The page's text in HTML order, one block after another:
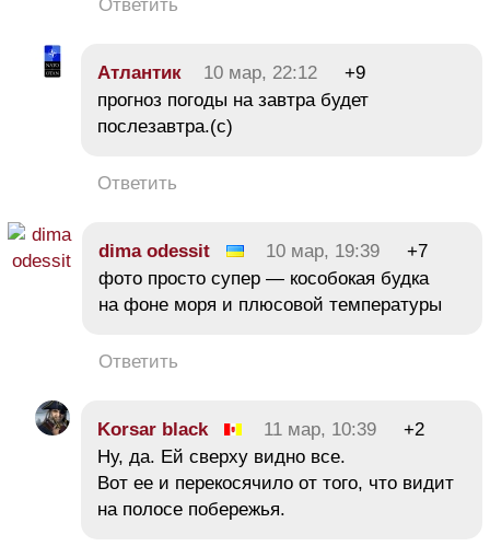
Ответить
Атлантик 10 мар, 22:12
+9
прогноз погоды на завтра будет
послезавтра.(с)
Ответить
dima odessit 10 мар, 19:39
+7
фото просто супер — кособокая будка
на фоне моря и плюсовой температуры
Ответить
Korsar black 11 мар, 10:39
+2
Ну, да. Ей сверху видно все.
Вот ее и перекосячило от того, что видит
на полосе побережья.